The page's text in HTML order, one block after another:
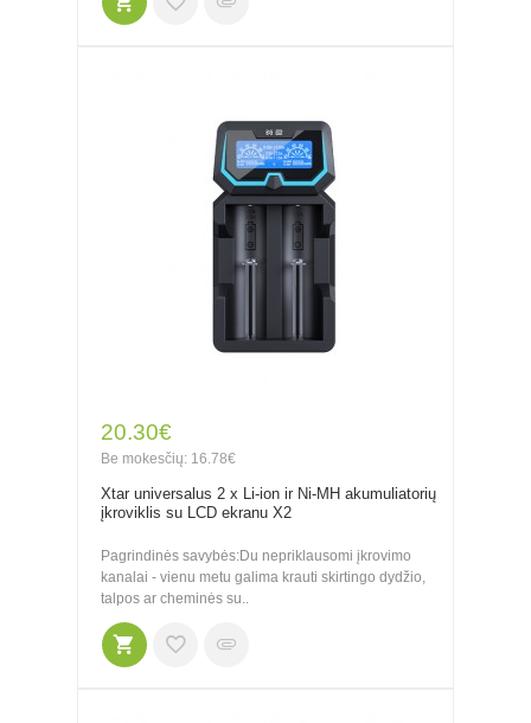
20.30€
Be mokesčių: 16.78€
Xtar universalus 2 x Li-ion ir Ni-MH akumuliatorių
įkroviklis su LCD ekranu X2
Pagrindinės savybės:Du nepriklausomi įkrovimo
kanalai - vienu metu galima krauti skirtingo dydžio,
talpos ar cheminės su..